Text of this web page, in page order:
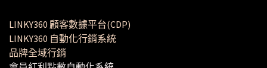
LINKY360 顧客數據平台(CDP)
LINKY360 自動化行銷系統
品牌全域行銷